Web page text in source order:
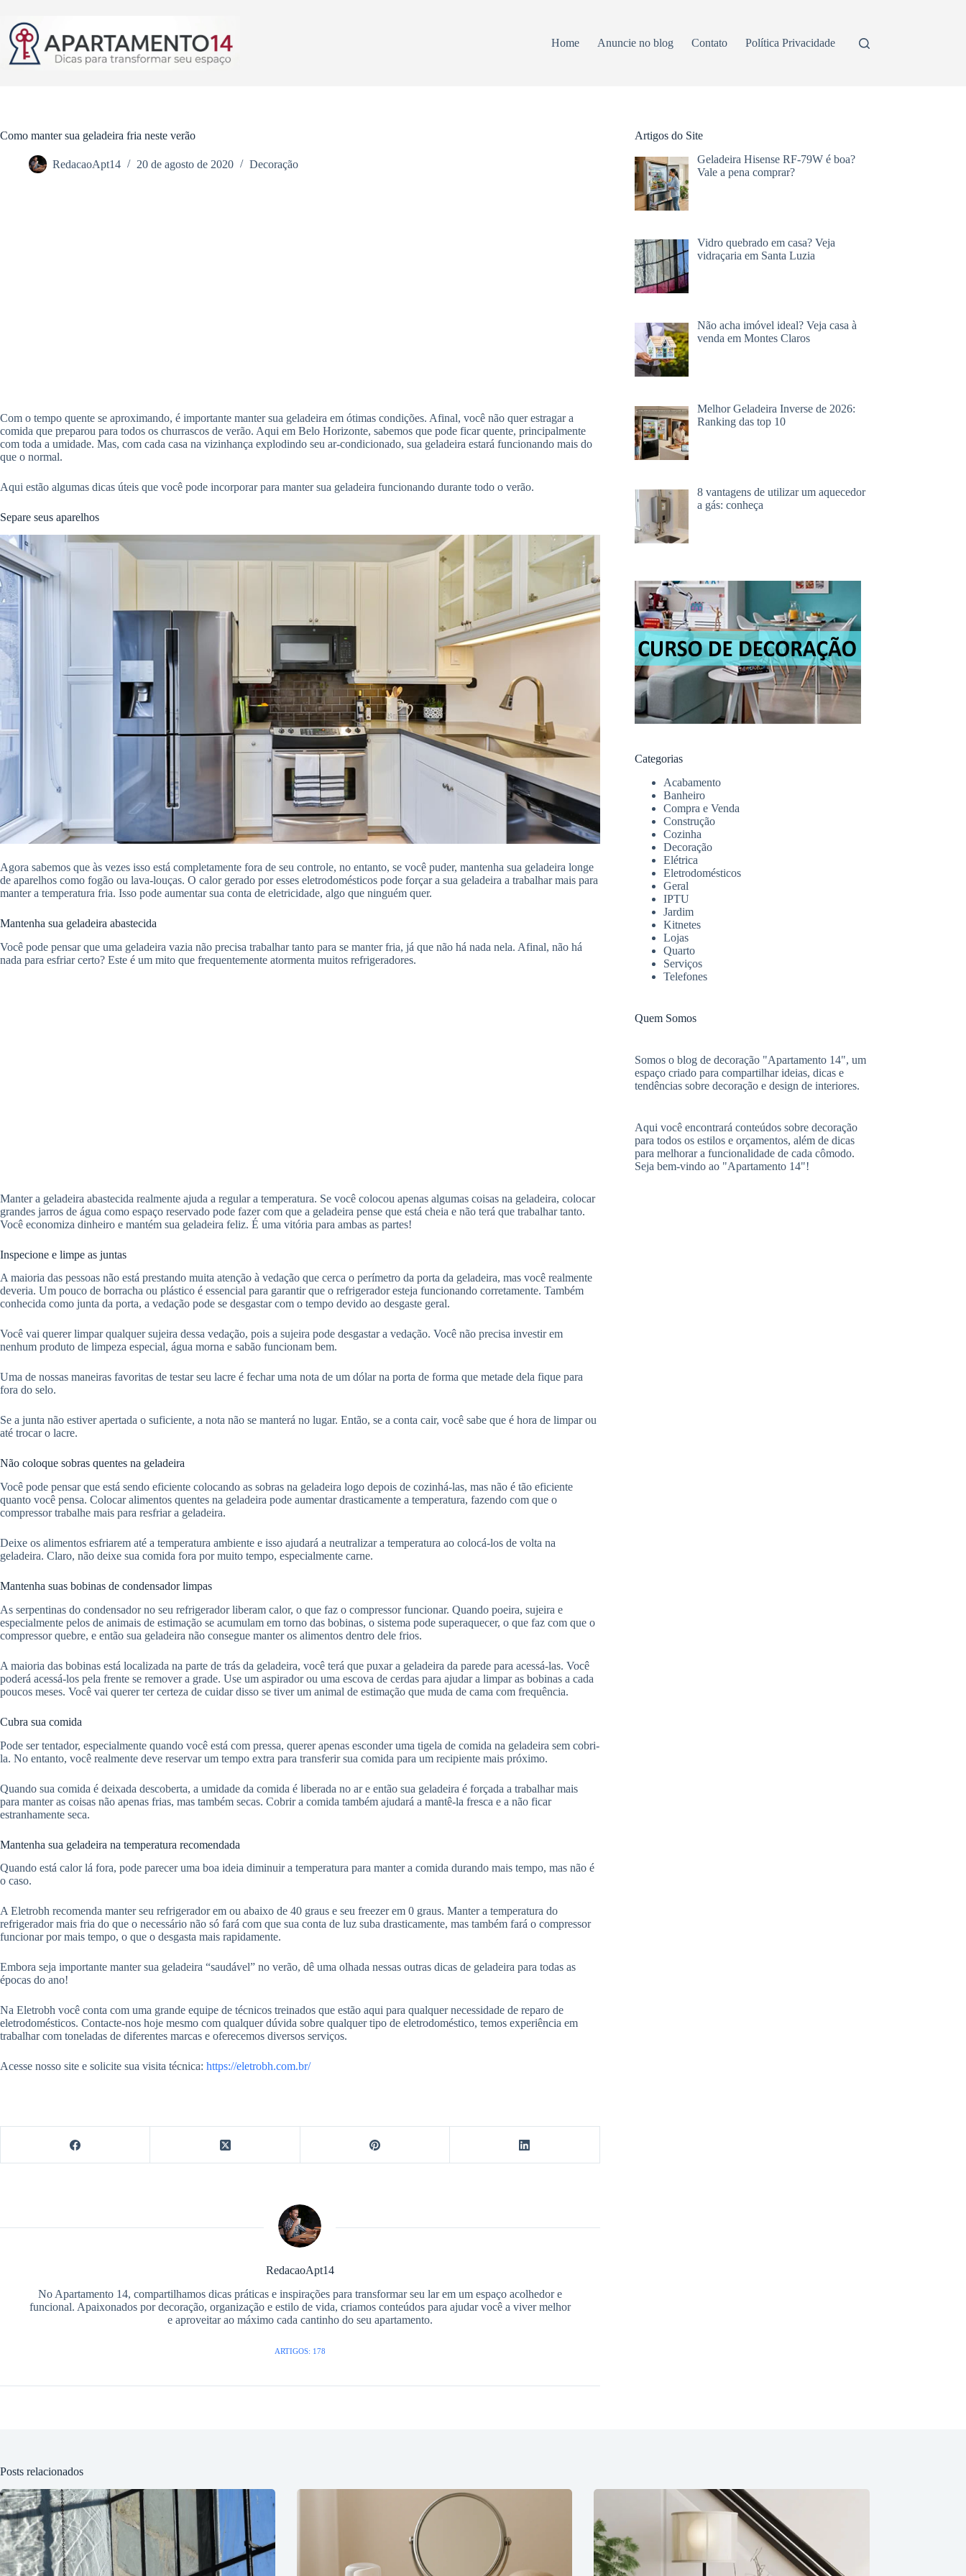
conteúdo
Home Anuncie no blog Contato Política Privacidade
Como manter sua geladeira fria neste verão
RedacaoApt14 20 de agosto de 2020 Decoração
Com o tempo quente se aproximando, é importante manter sua geladeira em ótimas condições. Afinal, você não quer estragar a
comida que preparou para todos os churrascos de verão. Aqui em Belo Horizonte, sabemos que pode ficar quente, principalmente
com toda a umidade. Mas, com cada casa na vizinhança explodindo seu ar-condicionado, sua geladeira estará funcionando mais do
que o normal.
Aqui estão algumas dicas úteis que você pode incorporar para manter sua geladeira funcionando durante todo o verão.
Separe seus aparelhos
Agora sabemos que às vezes isso está completamente fora de seu controle, no entanto, se você puder, mantenha sua geladeira longe
de aparelhos como fogão ou lava-louças. O calor gerado por esses eletrodomésticos pode forçar a sua geladeira a trabalhar mais para
manter a temperatura fria. Isso pode aumentar sua conta de eletricidade, algo que ninguém quer.
Mantenha sua geladeira abastecida
Você pode pensar que uma geladeira vazia não precisa trabalhar tanto para se manter fria, já que não há nada nela. Afinal, não há
nada para esfriar certo? Este é um mito que frequentemente atormenta muitos refrigeradores.
Manter a geladeira abastecida realmente ajuda a regular a temperatura. Se você colocou apenas algumas coisas na geladeira, colocar
grandes jarros de água como espaço reservado pode fazer com que a geladeira pense que está cheia e não terá que trabalhar tanto.
Você economiza dinheiro e mantém sua geladeira feliz. É uma vitória para ambas as partes!
Inspecione e limpe as juntas
A maioria das pessoas não está prestando muita atenção à vedação que cerca o perímetro da porta da geladeira, mas você realmente
deveria. Um pouco de borracha ou plástico é essencial para garantir que o refrigerador esteja funcionando corretamente. Também
conhecida como junta da porta, a vedação pode se desgastar com o tempo devido ao desgaste geral.
Você vai querer limpar qualquer sujeira dessa vedação, pois a sujeira pode desgastar a vedação. Você não precisa investir em
nenhum produto de limpeza especial, água morna e sabão funcionam bem.
Uma de nossas maneiras favoritas de testar seu lacre é fechar uma nota de um dólar na porta de forma que metade dela fique para
fora do selo.
Se a junta não estiver apertada o suficiente, a nota não se manterá no lugar. Então, se a conta cair, você sabe que é hora de limpar ou
até trocar o lacre.
Não coloque sobras quentes na geladeira
Você pode pensar que está sendo eficiente colocando as sobras na geladeira logo depois de cozinhá-las, mas não é tão eficiente
quanto você pensa. Colocar alimentos quentes na geladeira pode aumentar drasticamente a temperatura, fazendo com que o
compressor trabalhe mais para resfriar a geladeira.
Deixe os alimentos esfriarem até a temperatura ambiente e isso ajudará a neutralizar a temperatura ao colocá-los de volta na
geladeira. Claro, não deixe sua comida fora por muito tempo, especialmente carne.
Mantenha suas bobinas de condensador limpas
As serpentinas do condensador no seu refrigerador liberam calor, o que faz o compressor funcionar. Quando poeira, sujeira e
especialmente pelos de animais de estimação se acumulam em torno das bobinas, o sistema pode superaquecer, o que faz com que o
compressor quebre, e então sua geladeira não consegue manter os alimentos dentro dele frios.
A maioria das bobinas está localizada na parte de trás da geladeira, você terá que puxar a geladeira da parede para acessá-las. Você
poderá acessá-los pela frente se remover a grade. Use um aspirador ou uma escova de cerdas para ajudar a limpar as bobinas a cada
poucos meses. Você vai querer ter certeza de cuidar disso se tiver um animal de estimação que muda de cama com frequência.
Cubra sua comida
Pode ser tentador, especialmente quando você está com pressa, querer apenas esconder uma tigela de comida na geladeira sem cobri-
la. No entanto, você realmente deve reservar um tempo extra para transferir sua comida para um recipiente mais próximo.
Quando sua comida é deixada descoberta, a umidade da comida é liberada no ar e então sua geladeira é forçada a trabalhar mais
para manter as coisas não apenas frias, mas também secas. Cobrir a comida também ajudará a mantê-la fresca e a não ficar
estranhamente seca.
Mantenha sua geladeira na temperatura recomendada
Quando está calor lá fora, pode parecer uma boa ideia diminuir a temperatura para manter a comida durando mais tempo, mas não é
o caso.
A Eletrobh recomenda manter seu refrigerador em ou abaixo de 40 graus e seu freezer em 0 graus. Manter a temperatura do
refrigerador mais fria do que o necessário não só fará com que sua conta de luz suba drasticamente, mas também fará o compressor
funcionar por mais tempo, o que o desgasta mais rapidamente.
Embora seja importante manter sua geladeira “saudável” no verão, dê uma olhada nessas outras dicas de geladeira para todas as
épocas do ano!
Na Eletrobh você conta com uma grande equipe de técnicos treinados que estão aqui para qualquer necessidade de reparo de
eletrodomésticos. Contacte-nos hoje mesmo com qualquer dúvida sobre qualquer tipo de eletrodoméstico, temos experiência em
trabalhar com toneladas de diferentes marcas e oferecemos diversos serviços.
Acesse nosso site e solicite sua visita técnica: https://eletrobh.com.br/
RedacaoApt14
No Apartamento 14, compartilhamos dicas práticas e inspirações para transformar seu lar em um espaço acolhedor e
funcional. Apaixonados por decoração, organização e estilo de vida, criamos conteúdos para ajudar você a viver melhor
e aproveitar ao máximo cada cantinho do seu apartamento.
ARTIGOS: 178
Artigos do Site
Geladeira Hisense RF-79W é boa?
Vale a pena comprar?
Vidro quebrado em casa? Veja
vidraçaria em Santa Luzia
Não acha imóvel ideal? Veja casa à
venda em Montes Claros
Melhor Geladeira Inverse de 2026:
Ranking das top 10
8 vantagens de utilizar um aquecedor
a gás: conheça
Categorias
Acabamento
Banheiro
Compra e Venda
Construção
Cozinha
Decoração
Elétrica
Eletrodomésticos
Geral
IPTU
Jardim
Kitnetes
Lojas
Quarto
Serviços
Telefones
Quem Somos
Somos o blog de decoração "Apartamento 14", um
espaço criado para compartilhar ideias, dicas e
tendências sobre decoração e design de interiores.
Aqui você encontrará conteúdos sobre decoração
para todos os estilos e orçamentos, além de dicas
para melhorar a funcionalidade de cada cômodo.
Seja bem-vindo ao "Apartamento 14"!
Posts relacionados